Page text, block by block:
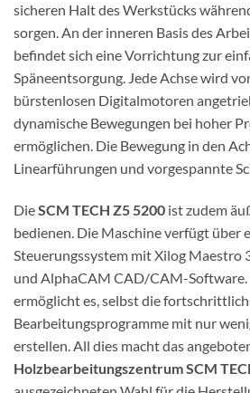
sicheren Halt des Werkstücks
sorgen. An der inneren Basis des
befindet sich eine Vorrichtung zur
Späneentsorgung. Jede Achse wird
bürstenlosen Digitalmotoren
dynamische Bewegungen bei hoher
ermöglichen. Die Bewegung in den
Linearführungen und vorgespannte
DieSCM TECH Z5 5200 ist zudem
bedienen. Die Maschine verfügt über
Steuerungssystem mit Xilog Maestro
und AlphaCAM CAD/CAM-Software.
ermöglicht es, selbst die
Bearbeitungsprogramme mit nur
erstellen. All dies macht das
Holzbearbeitungszentrum SCM